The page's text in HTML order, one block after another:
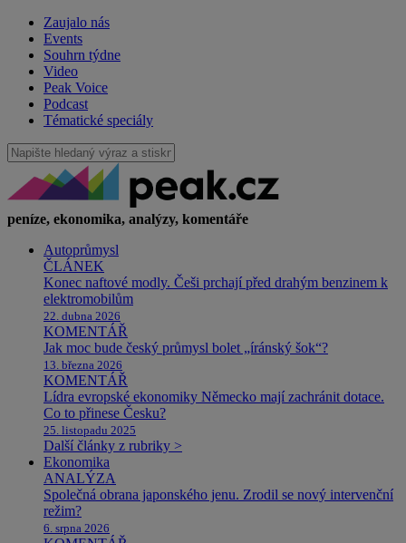
Zaujalo nás
Events
Souhrn týdne
Video
Peak Voice
Podcast
Tématické speciály
peníze, ekonomika, analýzy, komentáře
Autoprůmysl
ČLÁNEK
Konec naftové modly. Češi prchají před drahým benzinem k
elektromobilům
22. dubna 2026
KOMENTÁŘ
Jak moc bude český průmysl bolet „íránský šok“?
13. března 2026
KOMENTÁŘ
Lídra evropské ekonomiky Německo mají zachránit dotace.
Co to přinese Česku?
25. listopadu 2025
Další články z rubriky >
Ekonomika
ANALÝZA
Společná obrana japonského jenu. Zrodil se nový intervenční
režim?
6. srpna 2026